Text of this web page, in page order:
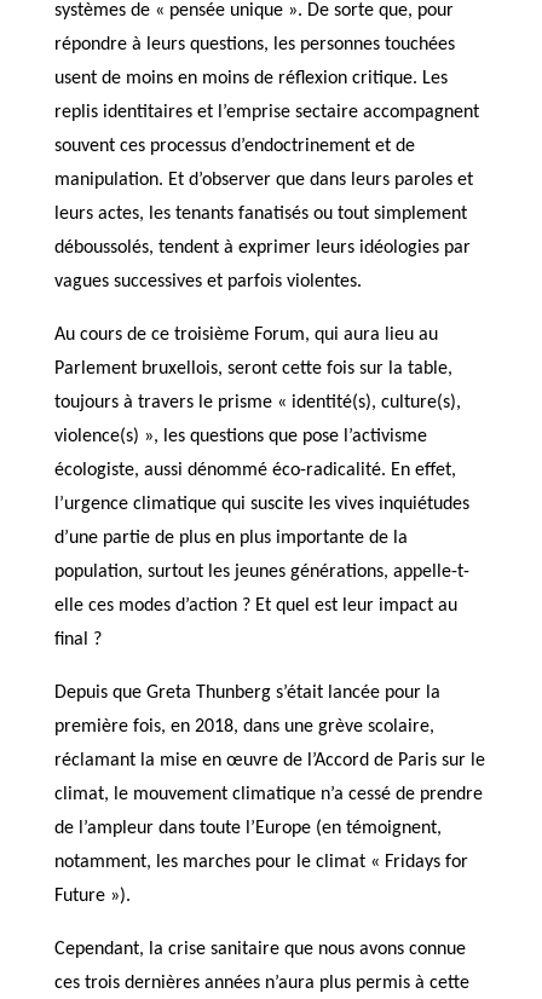
systèmes de « pensée unique ». De sorte que, pour
répondre à leurs questions, les personnes touchées
usent de moins en moins de réflexion critique. Les
replis identitaires et l’emprise sectaire accompagnent
souvent ces processus d’endoctrinement et de
manipulation. Et d’observer que dans leurs paroles et
leurs actes, les tenants fanatisés ou tout simplement
déboussolés, tendent à exprimer leurs idéologies par
vagues successives et parfois violentes.
Au cours de ce troisième Forum, qui aura lieu au
Parlement bruxellois, seront cette fois sur la table,
toujours à travers le prisme « identité(s), culture(s),
violence(s) », les questions que pose l’activisme
écologiste, aussi dénommé éco-radicalité. En effet,
l’urgence climatique qui suscite les vives inquiétudes
d’une partie de plus en plus importante de la
population, surtout les jeunes générations, appelle-t-
elle ces modes d’action ? Et quel est leur impact au
final ?
Depuis que Greta Thunberg s’était lancée pour la
première fois, en 2018, dans une grève scolaire,
réclamant la mise en œuvre de l’Accord de Paris sur le
climat, le mouvement climatique n’a cessé de prendre
de l’ampleur dans toute l’Europe (en témoignent,
notamment, les marches pour le climat « Fridays for
Future »).
Cependant, la crise sanitaire que nous avons connue
ces trois dernières années n’aura plus permis à cette